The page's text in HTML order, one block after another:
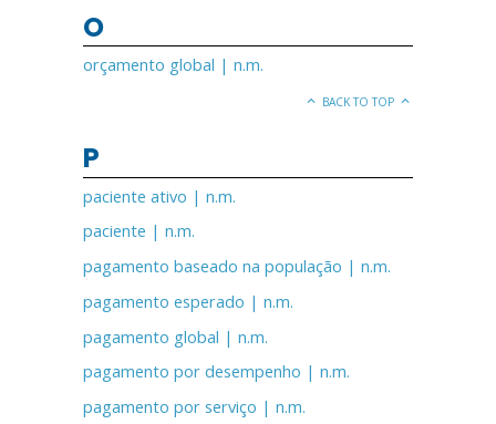
O
orçamento global | n.m.
BACK TO TOP
P
paciente ativo | n.m.
paciente | n.m.
pagamento baseado na população | n.m.
pagamento esperado | n.m.
pagamento global | n.m.
pagamento por desempenho | n.m.
pagamento por serviço | n.m.